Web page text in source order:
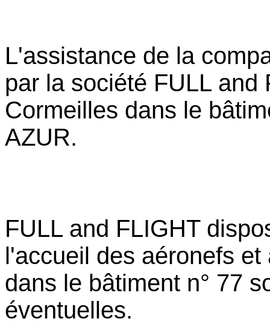
L'assistance de la
par la société FULL and
Cormeilles dans le
AZUR.
FULL and FLIGHT
l'accueil des aéronefs
dans le bâtiment n° 77
éventuelles.